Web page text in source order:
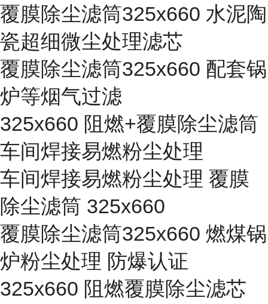
覆膜除尘滤筒325x660 水泥陶
瓷超细微尘处理滤芯
覆膜除尘滤筒325x660 配套锅
炉等烟气过滤
325x660 阻燃+覆膜除尘滤筒
车间焊接易燃粉尘处理
车间焊接易燃粉尘处理 覆膜
除尘滤筒 325x660
覆膜除尘滤筒325x660 燃煤锅
炉粉尘处理 防爆认证
325x660 阻燃覆膜除尘滤芯